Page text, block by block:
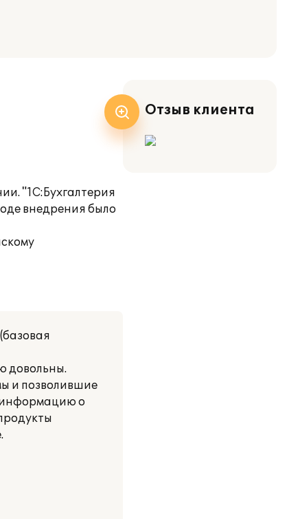
"1С:Бухгалтерия
внедрения было
довольны.
и позволившие
информацию о
Отзыв клиента